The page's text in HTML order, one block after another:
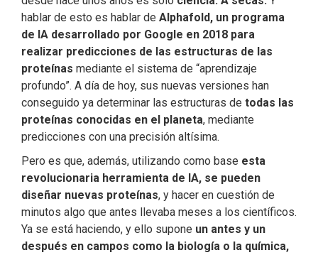
hablar de esto es hablar de Alphafold, un programa
de IA desarrollado por Google en 2018 para
realizar predicciones de las estructuras de las
proteínas mediante el sistema de “aprendizaje
profundo”. A día de hoy, sus nuevas versiones han
conseguido ya determinar las estructuras de todas las
proteínas conocidas en el planeta, mediante
predicciones con una precisión altísima.
Pero es que, además, utilizando como base esta
revolucionaria herramienta de IA, se pueden
diseñar nuevas proteínas, y hacer en cuestión de
minutos algo que antes llevaba meses a los científicos.
Ya se está haciendo, y ello supone un antes y un
después en campos como la biología o la química,